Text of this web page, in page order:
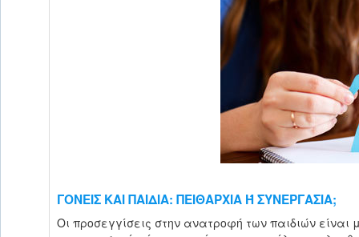
ΓΟΝΕΙΣ ΚΑΙ ΠΑΙΔΙΑ: ΠΕΙΘΑΡΧΙΑ Ή ΣΥΝΕΡΓΑΣΙΑ;
Οι προσεγγίσεις στην ανατροφή των παιδιών